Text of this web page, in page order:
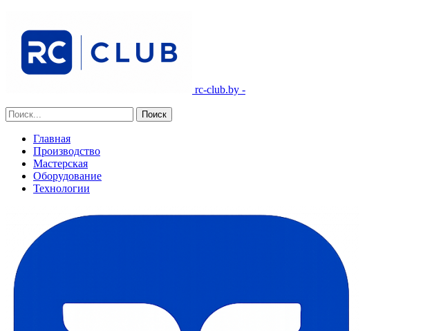
rc-club.by -
Главная
Производство
Мастерская
Оборудование
Технологии